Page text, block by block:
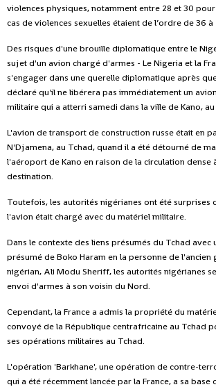
violences physiques, notamment entre 28 et 30
cas de violences sexuelles étaient de l’ordre de 36
Des risques d'une brouille diplomatique entre le
sujet d'un avion chargé d'armes - Le Nigeria et la
s'engager dans une querelle diplomatique après
déclaré qu'il ne libérera pas immédiatement un
militaire qui a atterri samedi dans la ville de Kano,
L'avion de transport de construction russe était en
N'Djamena, au Tchad, quand il a été détourné de
l'aéroport de Kano en raison de la circulation dense
destination.
Toutefois, les autorités nigérianes ont été surprises
l'avion était chargé avec du matériel militaire.
Dans le contexte des liens présumés du Tchad avec
présumé de Boko Haram en la personne de
nigérian, Ali Modu Sheriff, les autorités nigérianes
envoi d'armes à son voisin du Nord.
Cependant, la France a admis la propriété du
convoyé de la République centrafricaine au Tchad
ses opérations militaires au Tchad.
L'opération 'Barkhane', une opération de contre-
qui a été récemment lancée par la France, a sa base